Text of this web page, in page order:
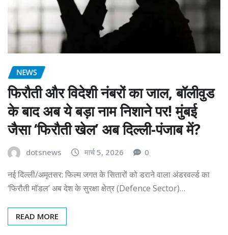
NEWS
फिरौती और विदेशी नंबरों का जाल, बॉलीवुड
के बाद अब ये बड़ा नाम निशाने पर! मुंबई
जैसा ‘फिरौती खेल’ अब दिल्ली-पंजाब में?
dotsnews मार्च 5, 2026 0
नई दिल्ली/अमृतसर: फिल्म जगत के सितारों को डराने वाला अंडरवर्ल्ड का
‘फिरौती मॉडल’ अब देश के सुरक्षा क्षेत्र (Defence Sector)…
READ MORE